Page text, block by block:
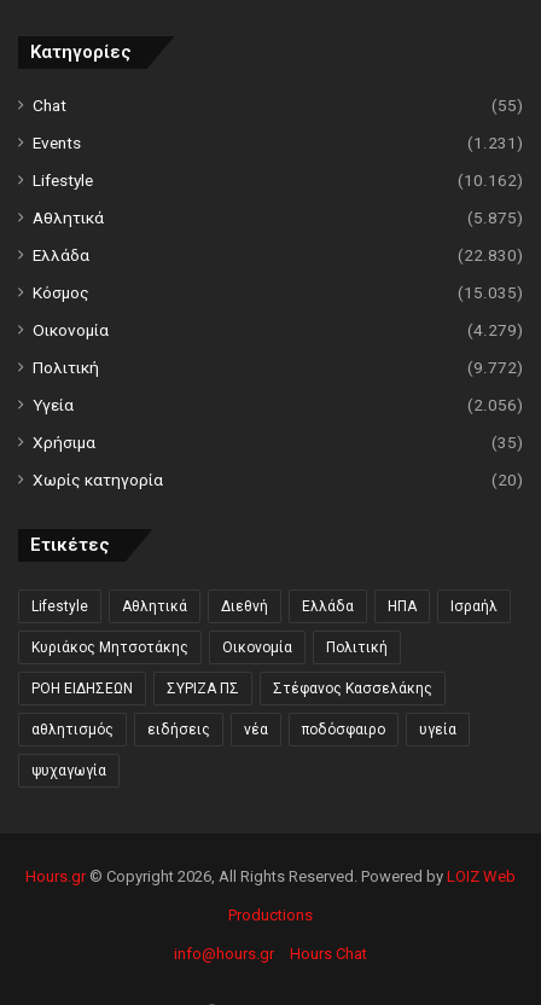
Κατηγορίες
Chat
(55)
Events
(1.231)
Lifestyle
(10.162)
Αθλητικά
(5.875)
Ελλάδα
(22.830)
Κόσμος
(15.035)
Οικονομία
(4.279)
Πολιτική
(9.772)
Υγεία
(2.056)
Χρήσιμα
(35)
Χωρίς κατηγορία
(20)
Ετικέτες
Lifestyle Αθλητικά Διεθνή Ελλάδα ΗΠΑ Ισραήλ
Κυριάκος Μητσοτάκης Οικονομία Πολιτική
ΡΟΗ ΕΙΔΗΣΕΩΝ ΣΥΡΙΖΑ ΠΣ Στέφανος Κασσελάκης
αθλητισμός ειδήσεις νέα ποδόσφαιρο υγεία
ψυχαγωγία
Hours.gr© Copyright 2026, All Rights Reserved. Powered by LOIZ Web
Productions
info@hours.gr Hours Chat